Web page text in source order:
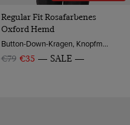
Regular Fit Rosafarbenes
Oxford Hemd
Button-Down-Kragen, Knopfmanschette, 2-ply 100s Baumwolle
€79 €35 SALE